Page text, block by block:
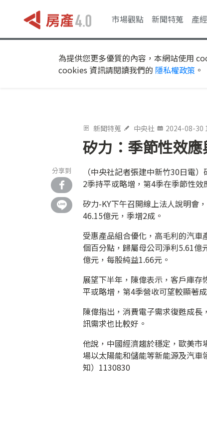
市場觀點 新聞特蒐 產
為提供您更多優質的內容，本網站使用
cookies 資訊請閱讀我們的 隱私權政策 。
新聞特蒐 中央社 2024-08-30
矽力：季節性效
分享到
（中央社記者張建中新竹30日電
2季持平或略增，第4季在季節性
矽力-KY下午召開線上法人說明會
46.15億元，季增2成。
受惠產品組合優化，高毛利的汽
個百分點，歸屬母公司淨利5.61億
億元，每股純益1.66元。
展望下半年，陳偉表示，客戶庫
平或略增，第4季營收可望較顯著
陳偉指出，消費電子需求復甦成
訊需求也比較好。
他說，中國經濟趨於穩定，歐美
場以太陽能和儲能等新能源及汽
知）1130830